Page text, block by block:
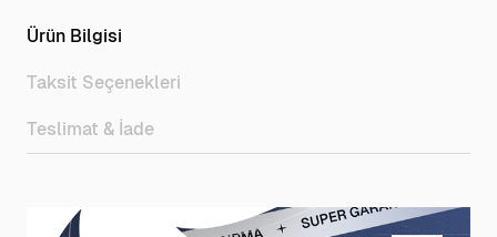
Ürün Bilgisi
Taksit Seçenekleri
Teslimat & İade